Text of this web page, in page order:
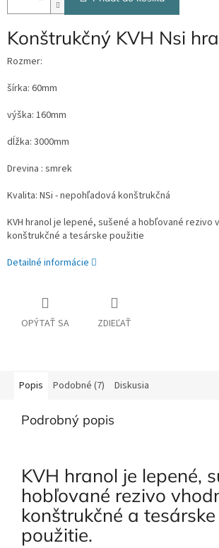
Konštrukčný KVH Nsi
Rozmer:
šírka: 60mm
výška: 160mm
dĺžka: 3000mm
Drevina : smrek
Kvalita: NSi - nepohľadová konštrukčná
KVH hranol je lepené, sušené a hobľované rezivo
konštrukčné a tesárske použitie
Detailné informácie
OPÝTAŤ SA ZDIEĽAŤ
Popis Podobné (7) Diskusia
Podrobný popis
KVH hranol je lepené,
hobľované rezivo
konštrukčné a tesárske
použitie.